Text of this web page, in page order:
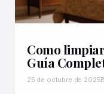
Como
Guía
25 de octubre de 2025